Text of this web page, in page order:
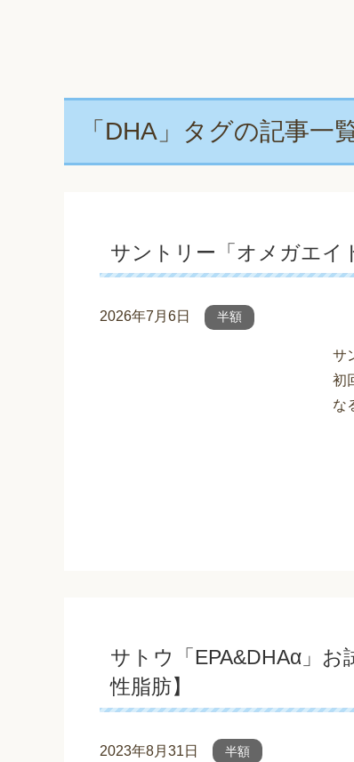
「DHA」タグの記事一
サントリー「オメガエイ
2026年7月6日 半額
サ
初
な
サトウ「EPA&DHAα」お
性脂肪】
2023年8月31日 半額